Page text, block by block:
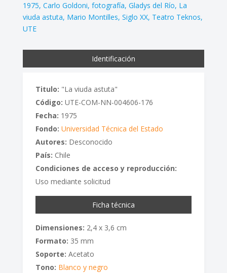
1975 Carlo Goldoni fotografía Gladys del Río La
viuda astuta Mario Montilles Siglo XX Teatro Teknos
UTE
Identificación
Titulo: "La viuda astuta"
Código: UTE-COM-NN-004606-176
Fecha: 1975
Fondo: Universidad Técnica del Estado
Autores: Desconocido
País: Chile
Condiciones de acceso y reproducción:
Uso mediante solicitud
Ficha técnica
Dimensiones: 2,4 x 3,6 cm
Formato: 35 mm
Soporte: Acetato
Tono: Blanco y negro